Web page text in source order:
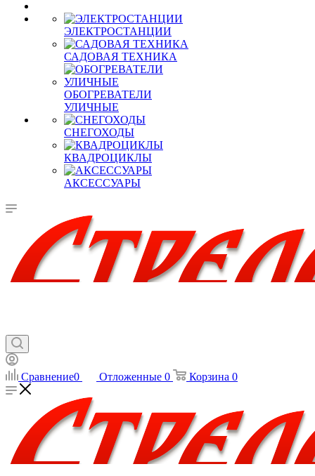
ЭЛЕКТРОСТАНЦИИ
САДОВАЯ ТЕХНИКА
ОБОГРЕВАТЕЛИ
УЛИЧНЫЕ
СНЕГОХОДЫ
КВАДРОЦИКЛЫ
АКСЕССУАРЫ
Сравнение0 Отложенные 0 Корзина 0